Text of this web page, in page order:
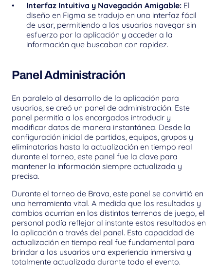
Interfaz Intuitiva y Navegación Amigable: El
diseño en Figma se tradujo en una interfaz fácil
de usar, permitiendo a los usuarios navegar sin
esfuerzo por la aplicación y acceder a la
información que buscaban con rapidez.
Panel Administración
En paralelo al desarrollo de la aplicación para
usuarios, se creó un panel de administración. Este
panel permitía a los encargados introducir y
modificar datos de manera instantánea. Desde la
configuración inicial de partidos, equipos, grupos y
eliminatorias hasta la actualización en tiempo real
durante el torneo, este panel fue la clave para
mantener la información siempre actualizada y
precisa.
Durante el torneo de Brava, este panel se convirtió en
una herramienta vital. A medida que los resultados y
cambios ocurrían en los distintos terrenos de juego, el
personal podía reflejar al instante estos resultados en
la aplicación a través del panel. Esta capacidad de
actualización en tiempo real fue fundamental para
brindar a los usuarios una experiencia inmersiva y
totalmente actualizada durante todo el evento.